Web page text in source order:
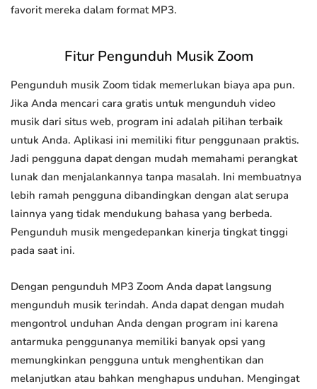
favorit mereka dalam format MP3.
Fitur Pengunduh Musik Zoom
Pengunduh musik Zoom tidak memerlukan biaya apa pun.
Jika Anda mencari cara gratis untuk mengunduh video
musik dari situs web, program ini adalah pilihan terbaik
untuk Anda. Aplikasi ini memiliki fitur penggunaan praktis.
Jadi pengguna dapat dengan mudah memahami perangkat
lunak dan menjalankannya tanpa masalah. Ini membuatnya
lebih ramah pengguna dibandingkan dengan alat serupa
lainnya yang tidak mendukung bahasa yang berbeda.
Pengunduh musik mengedepankan kinerja tingkat tinggi
pada saat ini.
Dengan pengunduh MP3 Zoom Anda dapat langsung
mengunduh musik terindah. Anda dapat dengan mudah
mengontrol unduhan Anda dengan program ini karena
antarmuka penggunanya memiliki banyak opsi yang
memungkinkan pengguna untuk menghentikan dan
melanjutkan atau bahkan menghapus unduhan. Mengingat